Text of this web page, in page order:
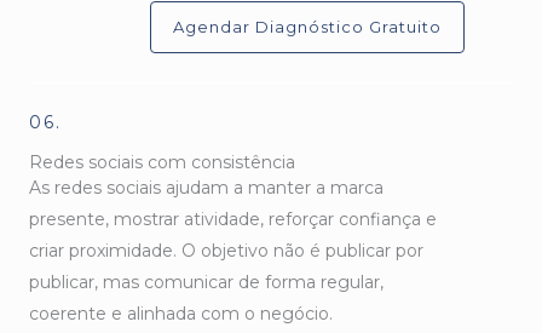
Agendar Diagnóstico Gratuito
06.
Redes sociais com consistência
As redes sociais ajudam a manter a marca
presente, mostrar atividade, reforçar confiança e
criar proximidade. O objetivo não é publicar por
publicar, mas comunicar de forma regular,
coerente e alinhada com o negócio.